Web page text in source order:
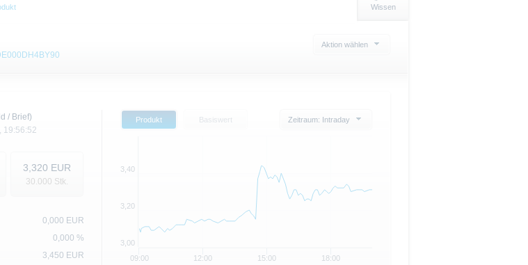
Wissen
Aktion wählen
/ Brief)
19:56:52
3,320 EUR
30.000 Stk.
0,000 EUR
0,000 %
3,450 EUR
Produkt Basiswert Zeitraum: Intraday
09:00 12:00 15:00 18:00
3,00
3,20
3,40